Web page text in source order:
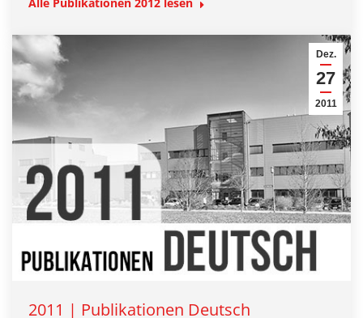
Dez.
27
2011
2011 | Publikationen Deutsch